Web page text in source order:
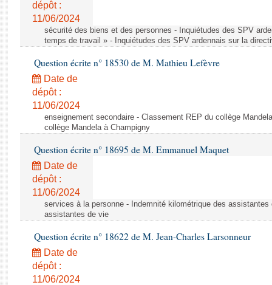
dépôt :
11/06/2024
sécurité des biens et des personnes - Inquiétudes des SPV
temps de travail » - Inquiétudes des SPV ardennais sur la
Question écrite n° 18530 de M. Mathieu Lefèvre
Date de
dépôt :
11/06/2024
enseignement secondaire - Classement REP du collège
collège Mandela à Champigny
Question écrite n° 18695 de M. Emmanuel Maquet
Date de
dépôt :
11/06/2024
services à la personne - Indemnité kilométrique des
assistantes de vie
Question écrite n° 18622 de M. Jean-Charles Larsonneur
Date de
dépôt :
11/06/2024